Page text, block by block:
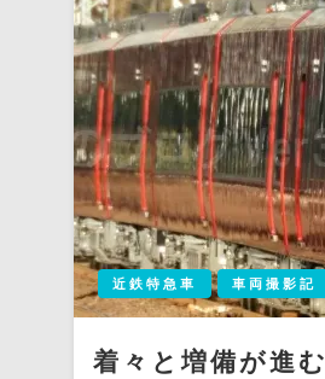
近鉄特急車 車両撮影記
着々と増備が進